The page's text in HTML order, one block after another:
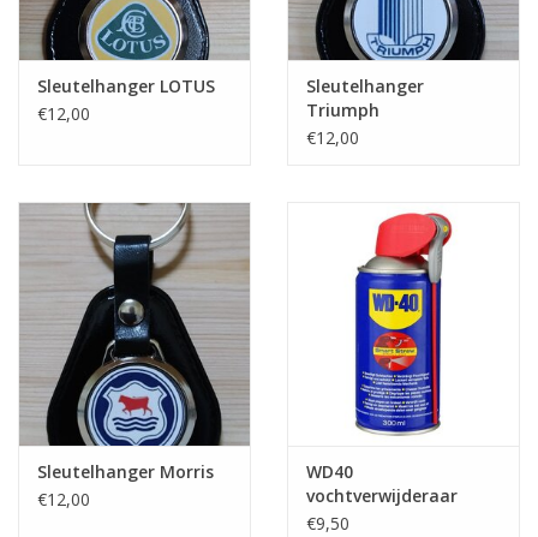
Sleutelhanger LOTUS
€12,00
Sleutelhanger
Triumph
€12,00
Sleutelhanger Morris
€12,00
WD40
vochtverwijderaar
€9,50